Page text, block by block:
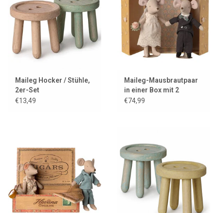
Maileg Hocker / Stühle,
2er-Set
€13,49
Maileg-Mausbrautpaar
in einer Box mit 2
Ständern
€74,99